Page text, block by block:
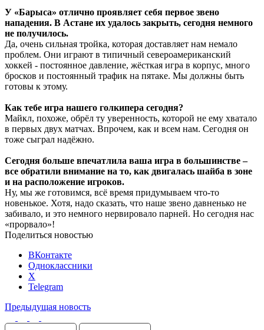
У «Барыса» отлично проявляет себя первое звено
нападения. В Астане их удалось закрыть, сегодня немного
не получилось.
Да, очень сильная тройка, которая доставляет нам немало
проблем. Они играют в типичный североамериканский
хоккей - постоянное давление, жёсткая игра в корпус, много
бросков и постоянный трафик на пятаке. Мы должны быть
готовы к этому.
Как тебе игра нашего голкипера сегодня?
Майкл, похоже, обрёл ту уверенность, которой не ему хватало
в первых двух матчах. Впрочем, как и всем нам. Сегодня он
тоже сыграл надёжно.
Сегодня больше впечатлила ваша игра в большинстве –
все обратили внимание на то, как двигалась шайба в зоне
и на расположение игроков.
Ну, мы же готовимся, всё время придумываем что-то
новенькое. Хотя, надо сказать, что наше звено давненько не
забивало, и это немного нервировало парней. Но сегодня нас
«прорвало»!
Поделиться новостью
ВКонтакте
Одноклассники
X
Telegram
Предыдущая новость